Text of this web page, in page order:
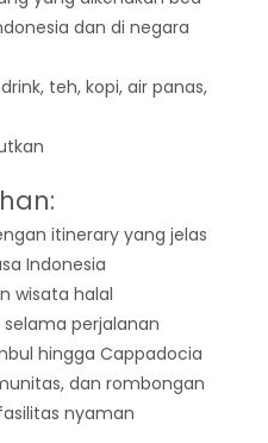
dan di negara
teh, kopi, air panas,
itinerary yang jelas
Indonesia
wisata halal
perjalanan
hingga Cappadocia
dan rombongan
nyaman